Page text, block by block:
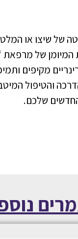
של שיצו או
המיומן של
מקיפים
והטיפול
החדשים שלכם.